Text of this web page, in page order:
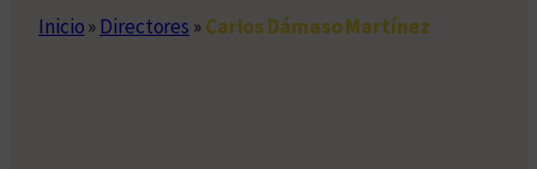
Inicio» Directores »Carlos Dámaso Martínez